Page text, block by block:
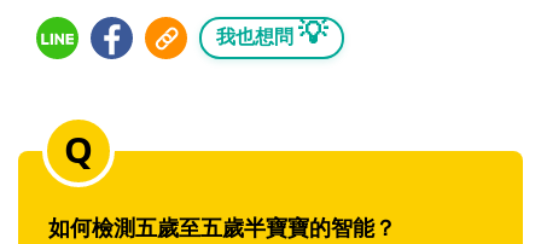
我也想問 💡
如何檢測五歲至五歲半寶寶的智能？